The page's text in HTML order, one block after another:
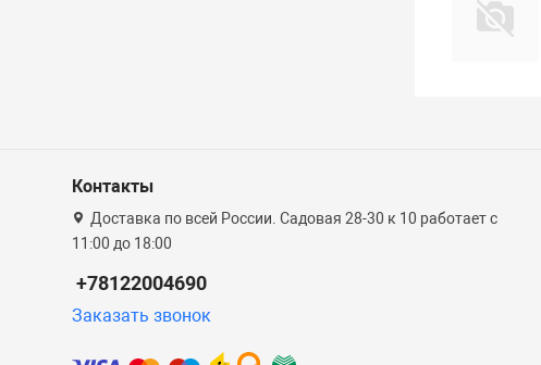
Контакты
Доставка по всей России. Садовая 28-30 к 10 работает с
11:00 до 18:00
+78122004690
Заказать звонок